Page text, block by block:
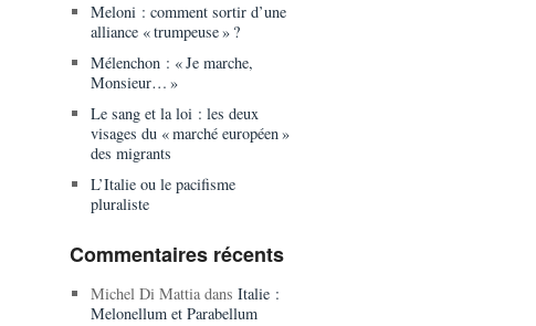
Meloni : comment sortir d’une
alliance « trumpeuse » ?
Mélenchon : « Je marche,
Monsieur… »
Le sang et la loi : les deux
visages du « marché européen »
des migrants
L’Italie ou le pacifisme
pluraliste
Commentaires récents
Michel Di Mattiadans Italie :
Melonellum et Parabellum